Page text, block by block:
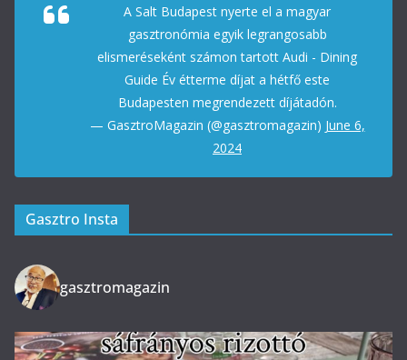
A Salt Budapest nyerte el a magyar
gasztronómia egyik legrangosabb
elismeréseként számon tartott Audi - Dining
Guide Év étterme díjat a hétfő este
Budapesten megrendezett díjátadón.
— GasztroMagazin (@gasztromagazin) June 6,
2024
Gasztro Insta
gasztromagazin